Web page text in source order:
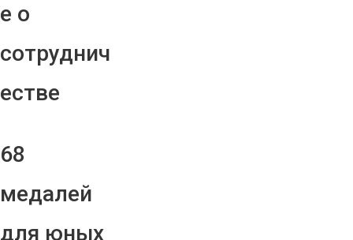
е о
сотруднич
естве
68
медалей
для юных